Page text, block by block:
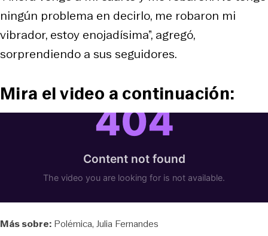
ningún problema en decirlo, me robaron mi
vibrador, estoy enojadísima”, agregó,
sorprendiendo a sus seguidores.
Mira el video a continuación:
Más sobre: Polémica Julia Fernandes